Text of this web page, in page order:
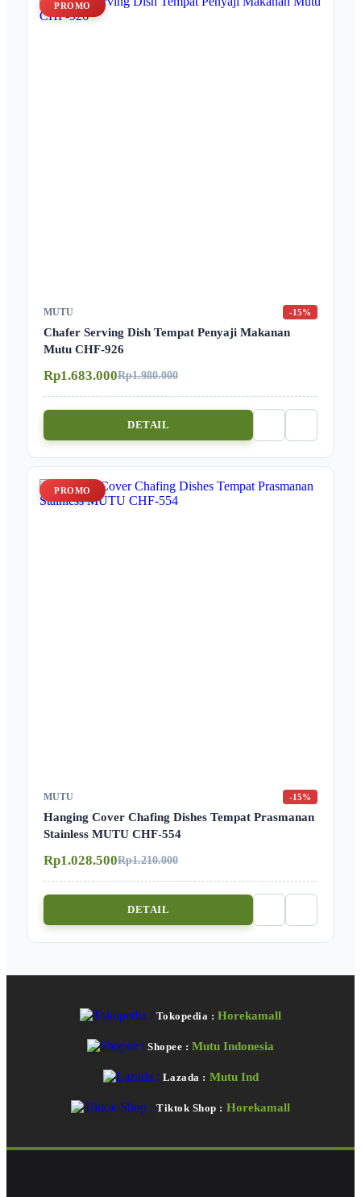
PROMO
MUTU -15%
Chafer Serving Dish Tempat Penyaji Makanan
Mutu CHF-926
Rp1.683.000Rp1.980.000
DETAIL
PROMO
MUTU -15%
Hanging Cover Chafing Dishes Tempat Prasmanan
Stainless MUTU CHF-554
Rp1.028.500Rp1.210.000
DETAIL
Tokopedia : Horekamall
Shopee : Mutu Indonesia
Lazada : Mutu Ind
Tiktok Shop : Horekamall